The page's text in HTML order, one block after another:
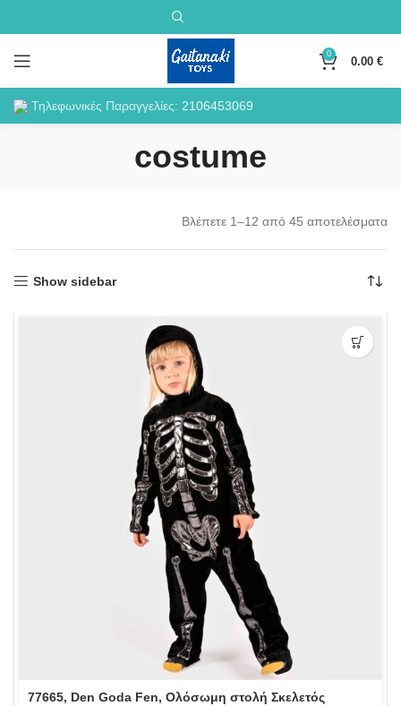
0
0.00 €
Τηλεφωνικές Παραγγελίες: 2106453069
costume
Βλέπετε 1–12 από 45 αποτελέσματα
Show sidebar
77665, Den Goda Fen, Ολόσωμη στολή Σκελετός